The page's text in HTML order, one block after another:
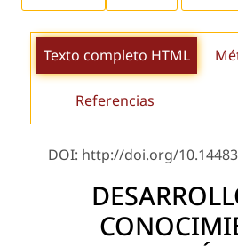
Texto completo HTML
Referencias
DOI: http://doi.org/